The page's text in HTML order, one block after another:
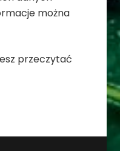
można
prze­czy­tać